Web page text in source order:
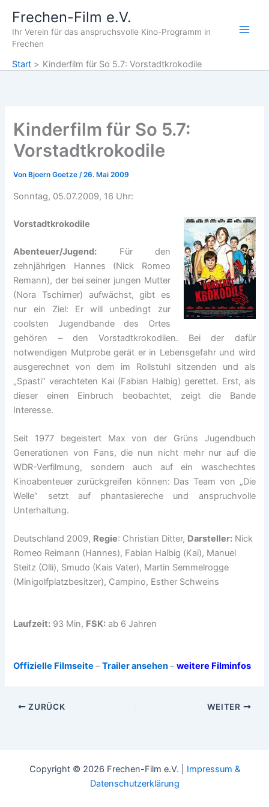
Inhalt
springen
Frechen-Film e.V.
Ihr Verein für das anspruchsvolle Kino-Programm in
Frechen
Start Kinderfilm für So 5.7: Vorstadtkrokodile
Kinderfilm für So 5.7:
Vorstadtkrokodile
Von Bjoern Goetze/26. Mai 2009
Sonntag, 05.07.2009, 16 Uhr:
Vorstadtkrokodile
Abenteuer/Jugend: Für den
zehnjährigen Hannes (Nick Romeo
Remann), der bei seiner jungen Mutter
(Nora Tschirner) aufwächst, gibt es
nur ein Ziel: Er will unbedingt zur
coolsten Jugendbande des Ortes
gehören – den Vorstadtkrokodilen. Bei der dafür
notwendigen Mutprobe gerät er in Lebensgefahr und wird
ausgerechnet von dem im Rollstuhl sitzenden und als
„Spasti“ verachteten Kai (Fabian Halbig) gerettet. Erst, als
dieser einen Einbruch beobachtet, zeigt die Bande
Interesse.
Seit 1977 begeistert Max von der Grüns Jugendbuch
Generationen von Fans, die nun nicht mehr nur auf die
WDR-Verfilmung, sondern auch auf ein waschechtes
Kinoabenteuer zurückgreifen können: Das Team von „Die
Welle“ setzt auf phantasiereche und anspruchvolle
Unterhaltung.
Deutschland 2009, Regie: Christian Ditter, Darsteller: Nick
Romeo Reimann (Hannes), Fabian Halbig (Kai), Manuel
Steitz (Olli), Smudo (Kais Vater), Martin Semmelrogge
(Minigolfplatzbesitzer), Campino, Esther Schweins
Laufzeit: 93 Min, FSK: ab 6 Jahren
Offizielle Filmseite –Trailer ansehen–weitere Filminfos
ZURÜCK WEITER
Copyright © 2026 Frechen-Film e.V. | Impressum &
Datenschutzerklärung